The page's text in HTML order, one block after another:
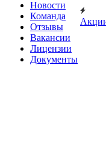
Новости
Команда
Отзывы
Вакансии
Лицензии
Документы